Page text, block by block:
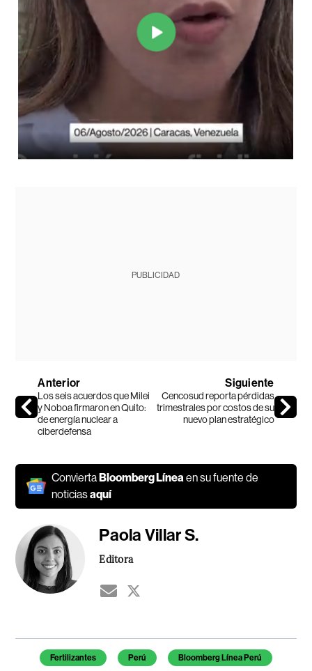
PUBLICIDAD
Anterior
Los seis acuerdos que Milei
y Noboa firmaron en Quito:
de energía nuclear a
ciberdefensa
Siguiente
Cencosud reporta pérdidas
trimestrales por costos de su
nuevo plan estratégico
ConviertaBloomberg Línea en su fuente de
noticiasaquí
Paola Villar S.
Editora
Temas de este artículo
Fertilizantes Perú Bloomberg Línea Perú